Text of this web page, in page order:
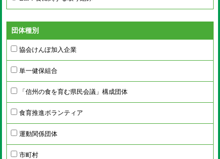
団体種別
協会けんぽ加入企業
単一健保組合
「信州の食を育む県民会議」構成団体
食育推進ボランティア
運動関係団体
市町村